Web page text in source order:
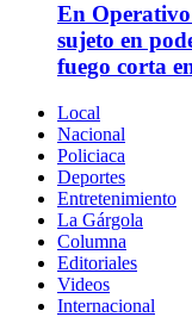
En
sujeto en
fuego corta
Local
Nacional
Policiaca
Deportes
Entretenimiento
La Gárgola
Columna
Editoriales
Videos
Internacional